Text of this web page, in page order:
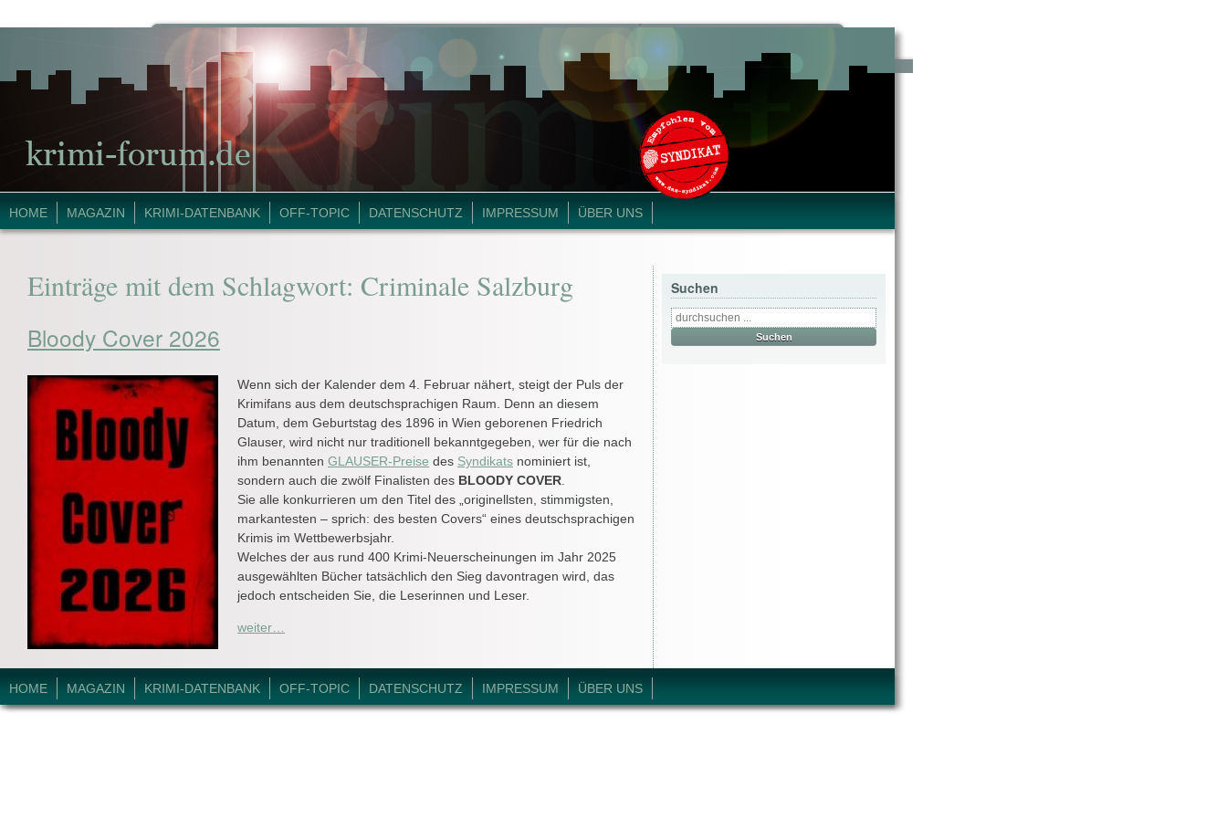
HOME MAGAZIN KRIMI-DATENBANK OFF-TOPIC DATENSCHUTZ IMPRESSUM ÜBER UNS
Einträge mit dem Schlagwort: Criminale Salzburg
Bloody Cover 2026
Wenn sich der Kalender dem 4. Februar nähert, steigt der Puls der
Krimifans aus dem deutschsprachigen Raum. Denn an diesem
Datum, dem Geburtstag des 1896 in Wien geborenen Friedrich
Glauser, wird nicht nur traditionell bekanntgegeben, wer für die nach
ihm benannten GLAUSER-Preise des Syndikats nominiert ist,
sondern auch die zwölf Finalisten des BLOODY COVER
Sie alle konkurrieren um den Titel des „originellsten, stimmigsten,
markantesten – sprich: des besten Covers“ eines deutschsprachigen
Krimis im Wettbewerbsjahr.
Welches der aus rund 400 Krimi-Neuerscheinungen im Jahr 2025
ausgewählten Bücher tatsächlich den Sieg davontragen wird, das
jedoch entscheiden Sie, die Leserinnen und Leser.
weiter…
Suchen
HOME MAGAZIN KRIMI-DATENBANK OFF-TOPIC DATENSCHUTZ IMPRESSUM ÜBER UNS
© 2026 Krimi-Forum.